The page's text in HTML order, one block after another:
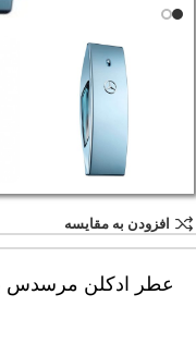
افزودن به مقایسه